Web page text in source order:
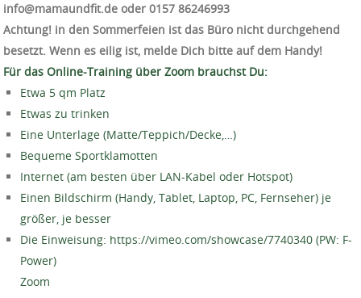
info@mamaundfit.de oder ‭0157 86246993‬
Achtung! in den Sommerfeien ist das Büro nicht durchgehend
besetzt. Wenn es eilig ist, melde Dich bitte auf dem Handy!
Für das Online-Training über Zoom brauchst Du:
Etwa 5 qm Platz
Etwas zu trinken
Eine Unterlage (Matte/Teppich/Decke,…)
Bequeme Sportklamotten
Internet (am besten über LAN-Kabel oder Hotspot)
Einen Bildschirm (Handy, Tablet, Laptop, PC, Fernseher) je
größer, je besser
Die Einweisung: https://vimeo.com/showcase/7740340 (PW: F-
Power)
Zoom